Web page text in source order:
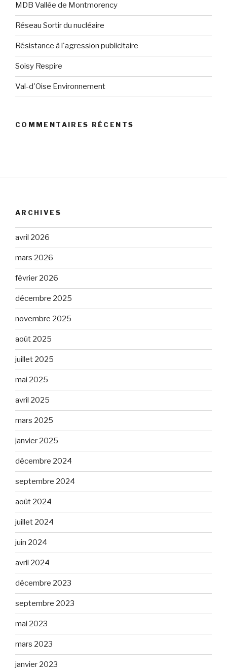
MDB Vallée de Montmorency
Réseau Sortir du nucléaire
Résistance à l'agression publicitaire
Soisy Respire
Val-d'Oise Environnement
COMMENTAIRES RÉCENTS
ARCHIVES
avril 2026
mars 2026
février 2026
décembre 2025
novembre 2025
août 2025
juillet 2025
mai 2025
avril 2025
mars 2025
janvier 2025
décembre 2024
septembre 2024
août 2024
juillet 2024
juin 2024
avril 2024
décembre 2023
septembre 2023
mai 2023
mars 2023
janvier 2023